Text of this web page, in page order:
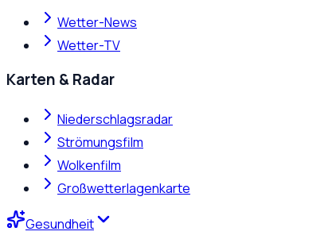
Wetter-News
Wetter-TV
Karten & Radar
Niederschlagsradar
Strömungsfilm
Wolkenfilm
Großwetterlagenkarte
Gesundheit